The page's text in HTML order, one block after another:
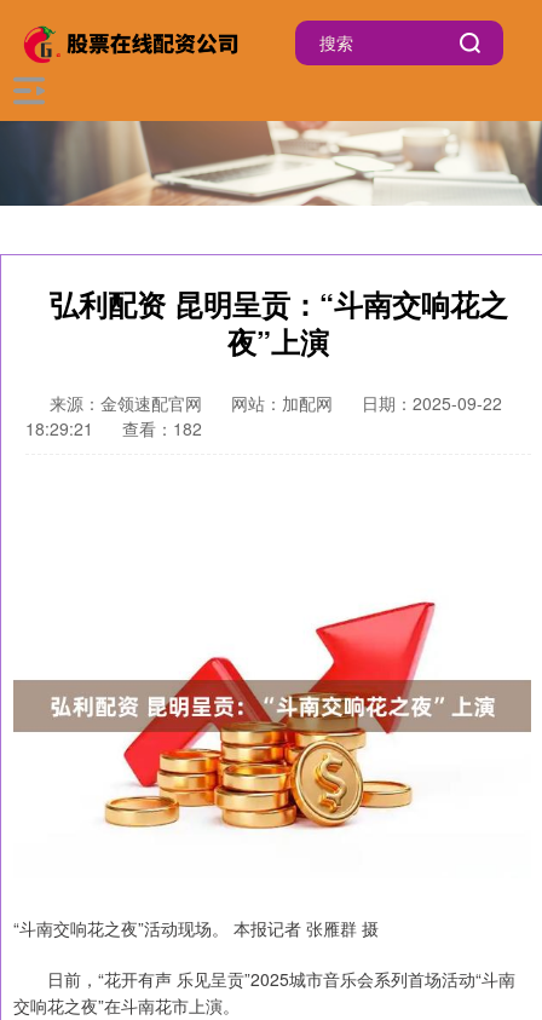
弘利配资 昆明呈贡：“斗南交响花之
夜”上演
来源：金领速配官网 网站：加配网
日期：2025-09-22
18:29:21
查看：182
“斗南交响花之夜”活动现场。 本报记者 张雁群 摄
日前，“花开有声 乐见呈贡”2025城市音乐会系列首场活动“斗南
交响花之夜”在斗南花市上演。